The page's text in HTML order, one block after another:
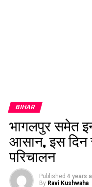
BIHAR
भागलपुर समेत
आसान, इस दिन
परिचालन
Published 4 years
By Ravi Kushwaha